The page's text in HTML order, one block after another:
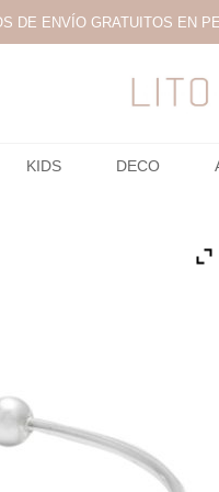
DE ENVÍO GRATUITOS EN
KIDS DECO